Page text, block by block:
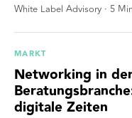
White Label Advisory · 5
MARKT
Networking in
digitale Zeiten